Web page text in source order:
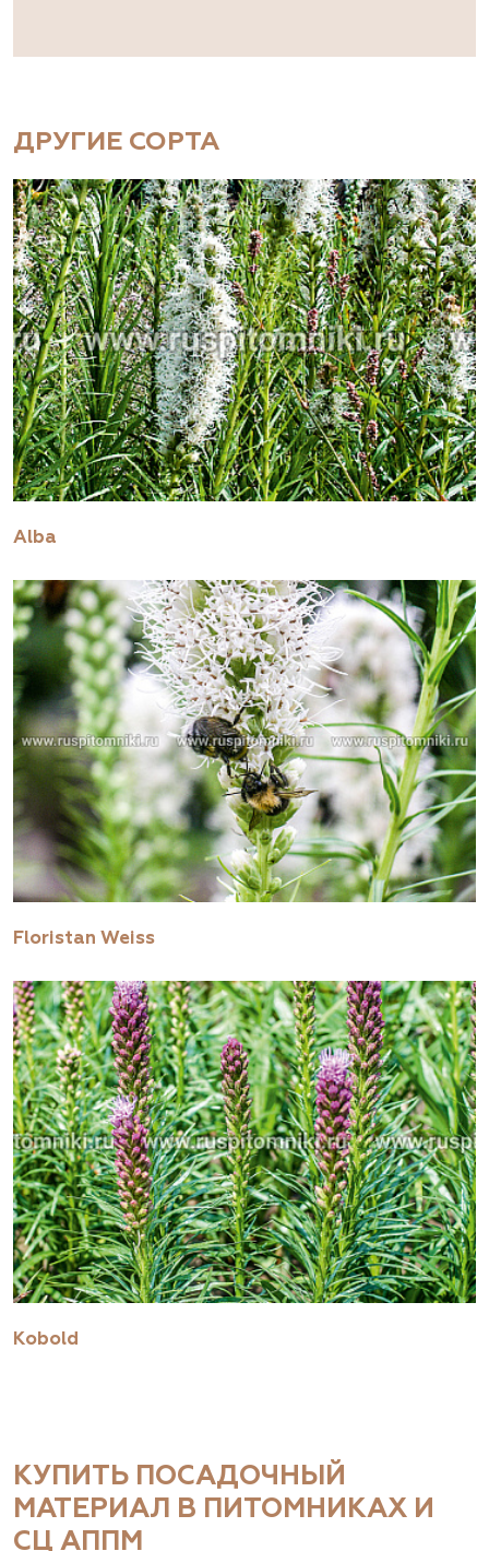
ДРУГИЕ СОРТА
Alba
Floristan Weiss
Kobold
КУПИТЬ ПОСАДОЧНЫЙ
МАТЕРИАЛ В ПИТОМНИКАХ И
СЦ АППМ